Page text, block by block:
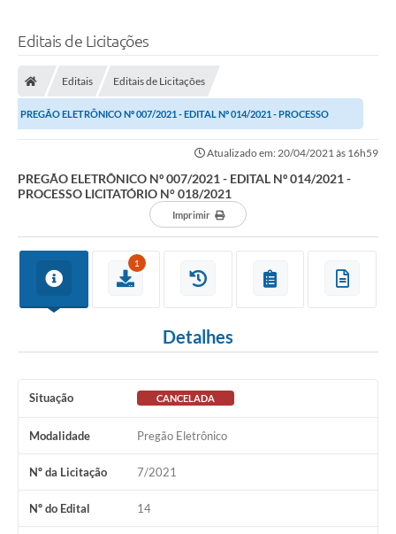
Editais de Licitações
Editais Editais de Licitações
PREGÃO ELETRÔNICO Nº 007/2021 - EDITAL Nº 014/2021 - PROCESSO
Atualizado em: 20/04/2021 às 16h59
PREGÃO ELETRÔNICO Nº 007/2021 - EDITAL Nº 014/2021 -
PROCESSO LICITATÓRIO N° 018/2021
Imprimir
1
Detalhes
Situação CANCELADA
Modalidade Pregão Eletrônico
Nº da Licitação 7/2021
Nº do Edital 14